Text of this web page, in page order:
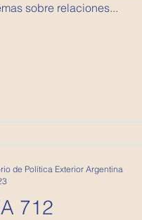
sobre relaciones...
712
de Política Exterior Argentina